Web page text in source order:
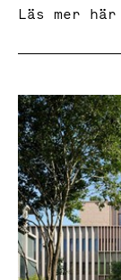
Läs mer här